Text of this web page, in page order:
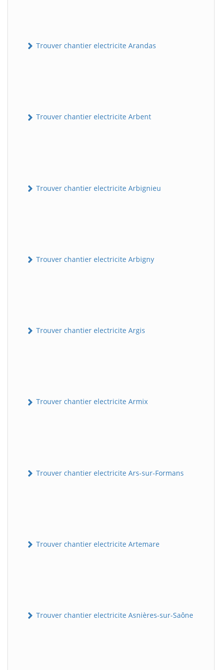
Trouver chantier electricite Arandas
Trouver chantier electricite Arbent
Trouver chantier electricite Arbignieu
Trouver chantier electricite Arbigny
Trouver chantier electricite Argis
Trouver chantier electricite Armix
Trouver chantier electricite Ars-sur-Formans
Trouver chantier electricite Artemare
Trouver chantier electricite Asnières-sur-Saône